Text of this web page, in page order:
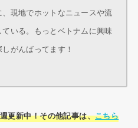
現地でホットなニュースや流
いる。もっとベトナムに興味
がんばってます！
更新中！その他記事は、こちら